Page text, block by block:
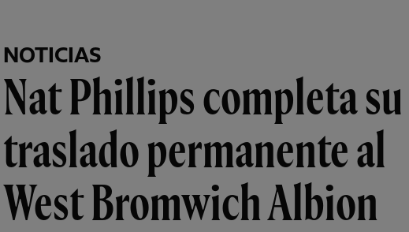
NOTICIAS
Nat Phillips completa su
traslado permanente al
West Bromwich Albion